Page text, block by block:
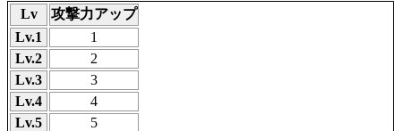
Lv
攻撃力アップ
Lv.1
1
Lv.2
2
Lv.3
3
Lv.4
4
Lv.5
5